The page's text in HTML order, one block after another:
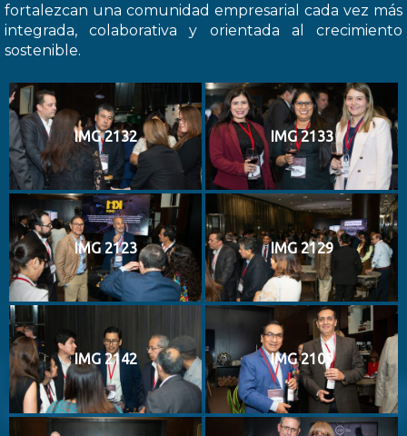
fortalezcan una comunidad empresarial cada vez más
integrada, colaborativa y orientada al crecimiento
sostenible.
IMG 2132 IMG 2133
IMG 2123 IMG 2129
IMG 2142 IMG 2109